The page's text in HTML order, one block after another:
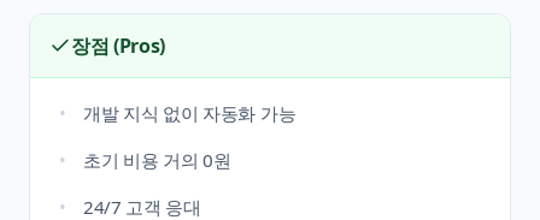
장점 (Pros)
개발 지식 없이 자동화 가능
초기 비용 거의 0원
24/7 고객 응대